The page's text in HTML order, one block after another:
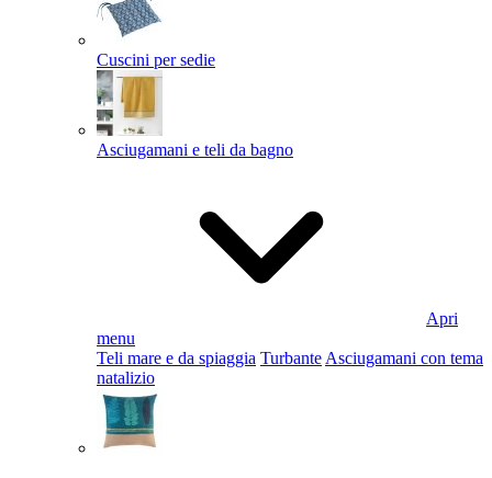
Cuscini per sedie
Asciugamani e teli da bagno
Apri
menu
Teli mare e da spiaggia Turbante Asciugamani con tema
natalizio